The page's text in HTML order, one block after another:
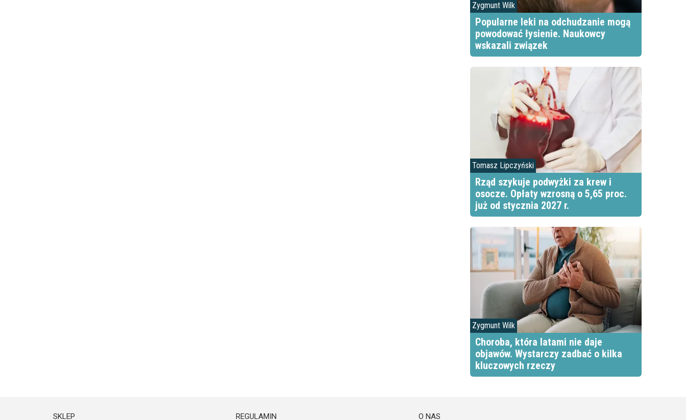
Zygmunt Wilk
Popularne leki na odchudzanie mogą
powodować łysienie. Naukowcy
wskazali związek
Tomasz Lipczyński
Rząd szykuje podwyżki za krew i
osocze. Opłaty wzrosną o 5,65 proc.
już od stycznia 2027 r.
Zygmunt Wilk
Choroba, która latami nie daje
objawów. Wystarczy zadbać o kilka
kluczowych rzeczy
SKLEP REGULAMIN O NAS